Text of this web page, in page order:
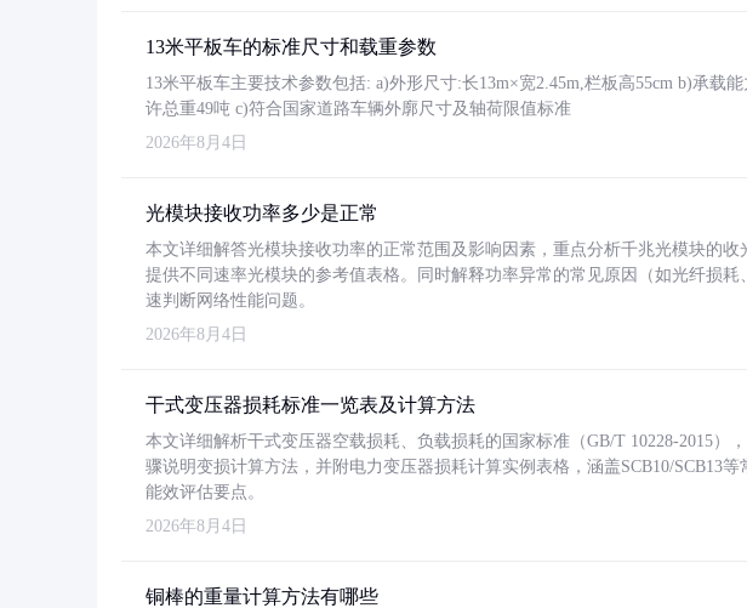
13米平板车的标准尺寸和载重参数
13米平板车主要技术参数包括: a)外形尺寸:长13m×宽2.45m,栏板高55cm b)承载
许总重49吨 c)符合国家道路车辆外廓尺寸及轴荷限值标准
2026年8月4日
光模块接收功率多少是正常
本文详细解答光模块接收功率的正常范围及影响因素，重点分析千兆光模块的收
提供不同速率光模块的参考值表格。同时解释功率异常的常见原因（如光纤损
速判断网络性能问题。
2026年8月4日
干式变压器损耗标准一览表及计算方法
本文详细解析干式变压器空载损耗、负载损耗的国家标准（GB/T 10228-2015）
骤说明变损计算方法，并附电力变压器损耗计算实例表格，涵盖SCB10/SCB13
能效评估要点。
2026年8月4日
铜棒的重量计算方法有哪些